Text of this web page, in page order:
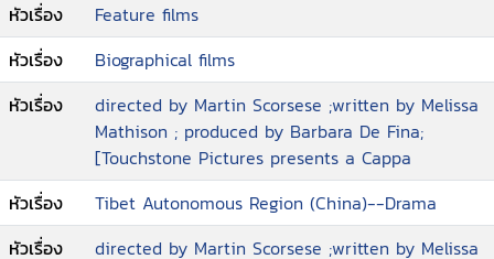
หัวเรื่อง
Feature films
หัวเรื่อง
Biographical films
หัวเรื่อง
directed by Martin Scorsese ;written by Melissa
Mathison ; produced by Barbara De Fina;
[Touchstone Pictures presents a Cappa
หัวเรื่อง
Tibet Autonomous Region (China)--Drama
หัวเรื่อง
directed by Martin Scorsese ;written by Melissa